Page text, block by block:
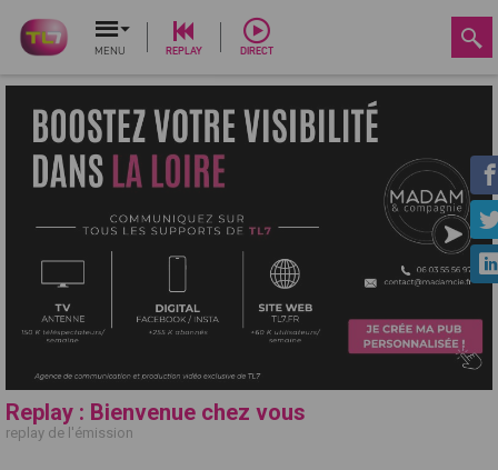
MENU REPLAY DIRECT
Replay : Bienvenue chez vous
replay de l'émission